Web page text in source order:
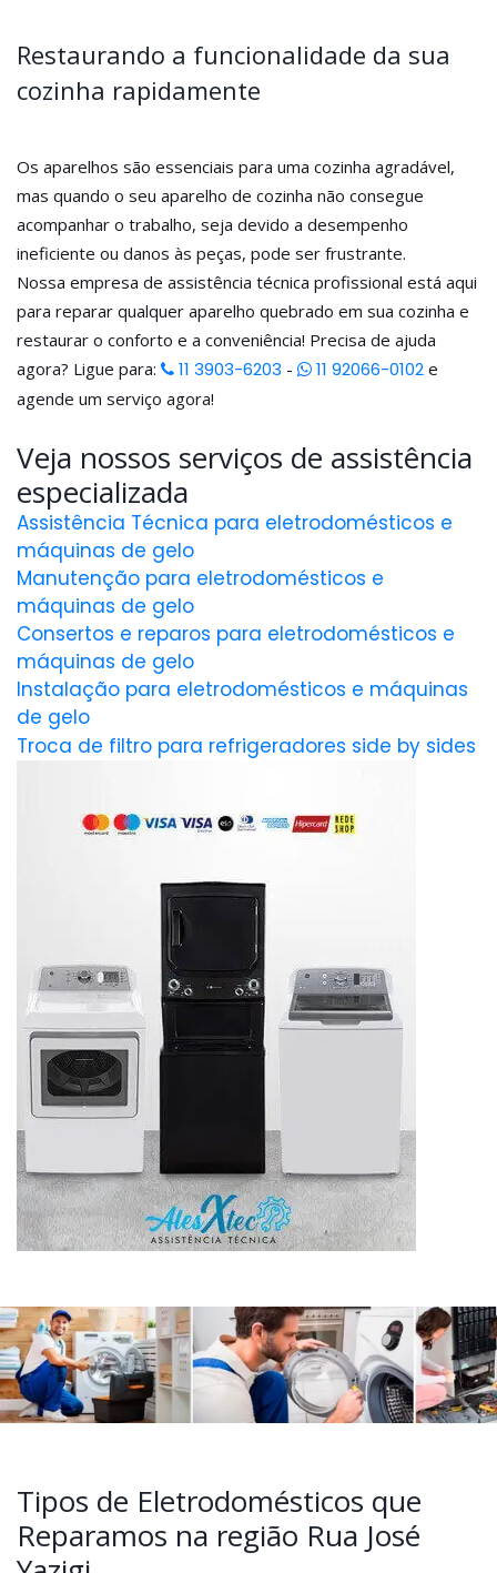
Restaurando a funcionalidade da sua
cozinha rapidamente
Os aparelhos são essenciais para uma cozinha agradável,
mas quando o seu aparelho de cozinha não consegue
acompanhar o trabalho, seja devido a desempenho
ineficiente ou danos às peças, pode ser frustrante.
Nossa empresa de assistência técnica profissional está aqui
para reparar qualquer aparelho quebrado em sua cozinha e
restaurar o conforto e a conveniência! Precisa de ajuda
agora? Ligue para:
11 3903-6203 - 11 92066-0102 e
agende um serviço agora!
Veja nossos serviços de assistência
especializada
Assistência Técnica para eletrodomésticos e
máquinas de gelo
Manutenção para eletrodomésticos e
máquinas de gelo
Consertos e reparos para eletrodomésticos e
máquinas de gelo
Instalação para eletrodomésticos e máquinas
de gelo
Troca de filtro para refrigeradores side by sides
Tipos de Eletrodomésticos que
Reparamos na região Rua José